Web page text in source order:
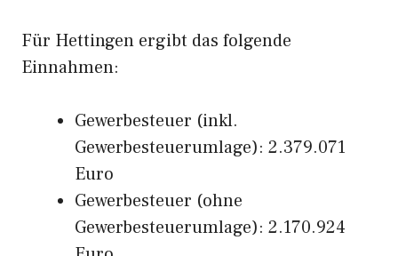
Für Hettingen ergibt das folgende
Einnahmen:
Gewerbesteuer (inkl.
Gewerbesteuerumlage): 2.379.071
Euro
Gewerbesteuer (ohne
Gewerbesteuerumlage): 2.170.924